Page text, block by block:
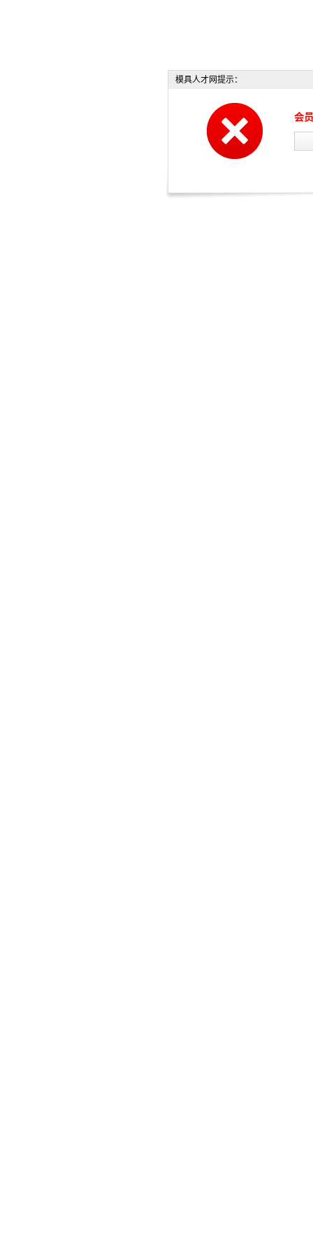
模具人才网提示：
会